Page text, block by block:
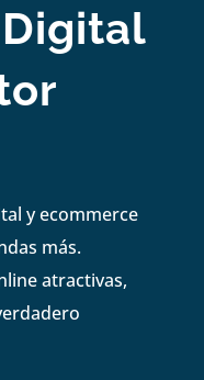
y ecommerce
más.
atractivas,